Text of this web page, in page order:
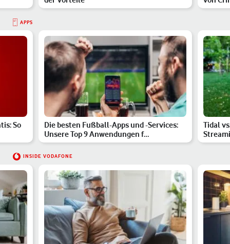
APPS
So
Die besten Fußball-Apps und -Services:
Unsere Top 9 Anwendungen f…
Tidal
INSIDE VODAFONE